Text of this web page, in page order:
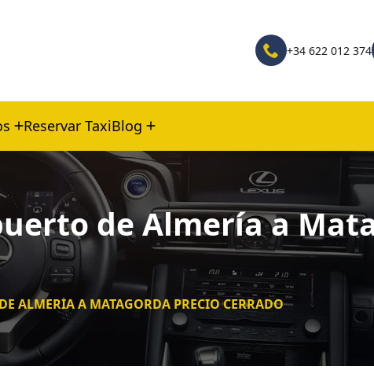
+34 622 012 374
Reservar TaxiBlog
de Almería a
ALMERÍA A MATAGORDA PRECIO CERRADO